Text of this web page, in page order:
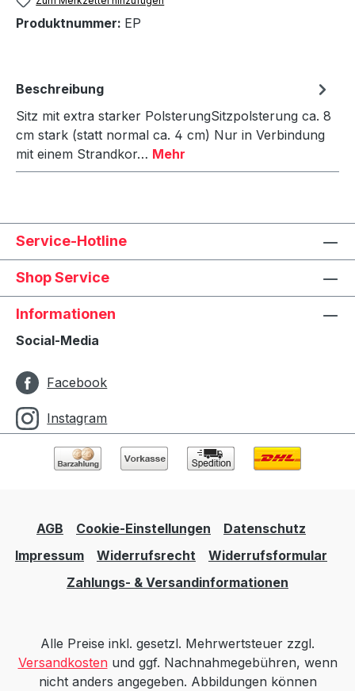
Produktnummer: EP
Beschreibung
Sitz mit extra starker PolsterungSitzpolsterung ca. 8
cm stark (statt normal ca. 4 cm) Nur in Verbindung
mit einem Strandkor… Mehr
Service-Hotline
Shop Service
Informationen
Social-Media
Facebook
Instagram
AGB Cookie-Einstellungen
Datenschutz
Impressum
Widerrufsrecht
Widerrufsformular
Zahlungs- & Versandinformationen
Alle Preise inkl. gesetzl. Mehrwertsteuer zzgl.
Versandkostenund ggf. Nachnahmegebühren, wenn
nicht anders angegeben. Abbildungen können